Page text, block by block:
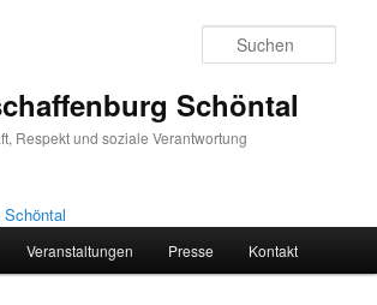
Schöntal
Respekt und soziale Verantwortung
Veranstaltungen Presse Kontakt